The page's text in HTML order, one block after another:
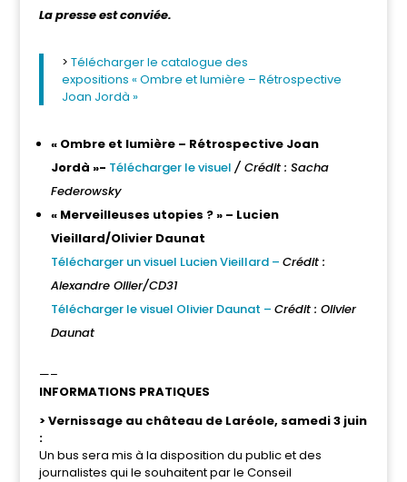
La presse est conviée.
> Télécharger le catalogue des
expositions « Ombre et lumière – Rétrospective
Joan Jordà »
« Ombre et lumière – Rétrospective Joan
Jordà »- Télécharger le visuel / Crédit : Sacha
Federowsky
« Merveilleuses utopies ? » – Lucien
Vieillard/Olivier Daunat
Télécharger un visuel Lucien Vieillard – Crédit :
Alexandre Ollier/CD31
Télécharger le visuel Olivier Daunat – Crédit : Olivier
Daunat
—–
INFORMATIONS PRATIQUES
> Vernissage au château de Laréole, samedi 3 juin
:
Un bus sera mis à la disposition du public et des
journalistes qui le souhaitent par le Conseil